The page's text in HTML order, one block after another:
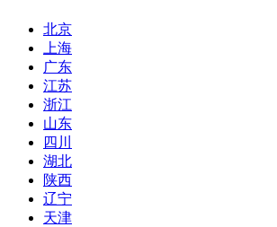
北京
上海
广东
江苏
浙江
山东
四川
湖北
陕西
辽宁
天津